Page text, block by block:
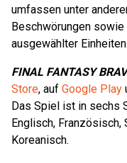
umfassen unter
Beschwörungen
ausgewählter Einheiten.
FINAL FANTASY
Store, auf Google Play
Das Spiel ist in sechs
Englisch, Französisch,
Koreanisch.